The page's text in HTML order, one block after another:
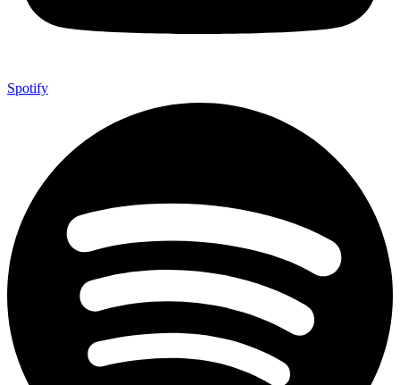
Spotify